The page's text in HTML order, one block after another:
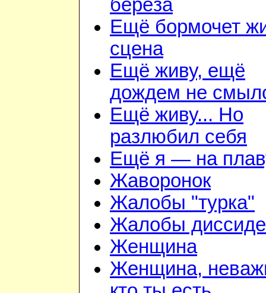
берёза
Ещё бормочет
сцена
Ещё живу, ещё
дождем не
Ещё живу... Но
разлюбил себя
Ещё я — на
Жаворонок
Жалобы "турка"
Жалобы
Женщина
Женщина,